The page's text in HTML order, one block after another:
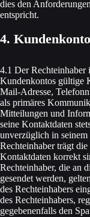
dies den
entspricht.
4.
4.1 Der Rechteinhaber
Kundenkontos gültige
Mail-Adresse,
als primäres
Mitteilungen und
seine Kontaktdaten
unverzüglich in
Rechteinhaber trägt
Kontaktdaten korrekt
Rechteinhaber, die an
gesendet werden,
des Rechteinhabers
des Rechteinhabers,
gegebenenfalls den